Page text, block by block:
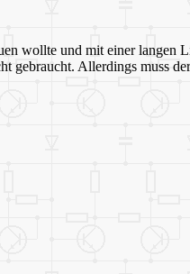
wollte und mit einer langen
gebraucht. Allerdings muss